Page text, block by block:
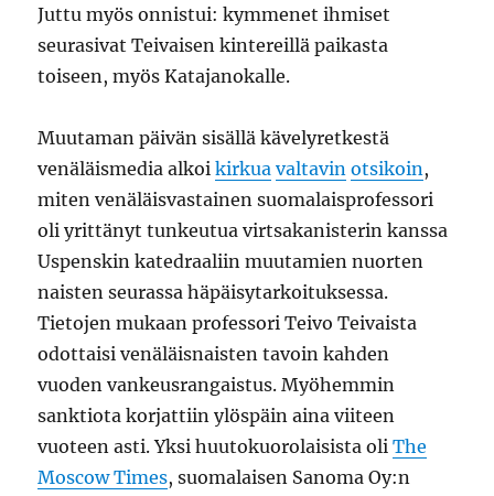
Juttu myös onnistui: kymmenet ihmiset
seurasivat Teivaisen kintereillä paikasta
toiseen, myös Katajanokalle.
Muutaman päivän sisällä kävelyretkestä
venäläismedia alkoikirkua valtavin otsikoin,
miten venäläisvastainen suomalaisprofessori
oli yrittänyt tunkeutua virtsakanisterin kanssa
Uspenskin katedraaliin muutamien nuorten
naisten seurassa häpäisytarkoituksessa.
Tietojen mukaan professori Teivo Teivaista
odottaisi venäläisnaisten tavoin kahden
vuoden vankeusrangaistus. Myöhemmin
sanktiota korjattiin ylöspäin aina viiteen
vuoteen asti. Yksi huutokuorolaisista oliThe
Moscow Times, suomalaisen Sanoma Oy:n